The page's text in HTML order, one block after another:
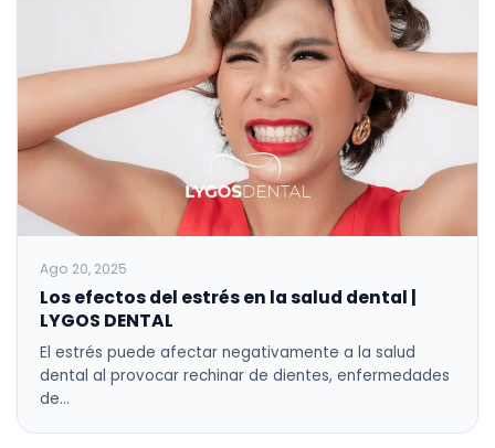
Ago 20, 2025
Los efectos del estrés en la salud dental |
LYGOS DENTAL
El estrés puede afectar negativamente a la salud
dental al provocar rechinar de dientes, enfermedades
de…